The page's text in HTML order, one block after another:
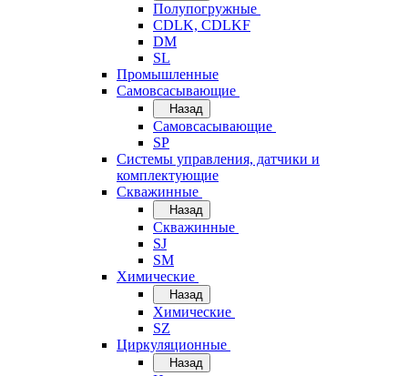
Полупогружные
CDLK, CDLKF
DM
SL
Промышленные
Самовсасывающие
Назад
Самовсасывающие
SP
Системы управления, датчики и
комплектующие
Скважинные
Назад
Скважинные
SJ
SM
Химические
Назад
Химические
SZ
Циркуляционные
Назад